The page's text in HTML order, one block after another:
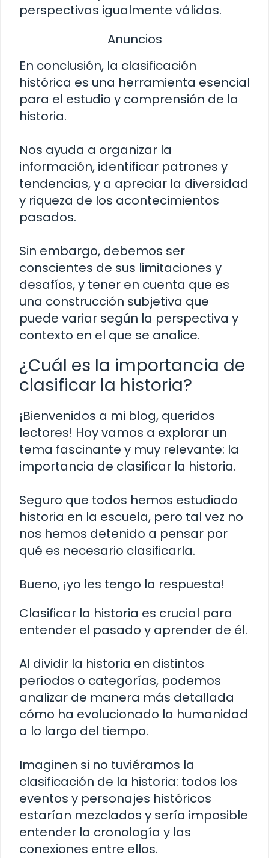
perspectivas igualmente válidas.
Anuncios
En conclusión, la clasificación
histórica es una herramienta esencial
para el estudio y comprensión de la
historia.
Nos ayuda a organizar la
información, identificar patrones y
tendencias, y a apreciar la diversidad
y riqueza de los acontecimientos
pasados.
Sin embargo, debemos ser
conscientes de sus limitaciones y
desafíos, y tener en cuenta que es
una construcción subjetiva que
puede variar según la perspectiva y
contexto en el que se analice.
¿Cuál es la importancia de
clasificar la historia?
¡Bienvenidos a mi blog, queridos
lectores! Hoy vamos a explorar un
tema fascinante y muy relevante: la
importancia de clasificar la historia.
Seguro que todos hemos estudiado
historia en la escuela, pero tal vez no
nos hemos detenido a pensar por
qué es necesario clasificarla.
Bueno, ¡yo les tengo la respuesta!
Clasificar la historia es crucial para
entender el pasado y aprender de él.
Al dividir la historia en distintos
períodos o categorías, podemos
analizar de manera más detallada
cómo ha evolucionado la humanidad
a lo largo del tiempo.
Imaginen si no tuviéramos la
clasificación de la historia: todos los
eventos y personajes históricos
estarían mezclados y sería imposible
entender la cronología y las
conexiones entre ellos.